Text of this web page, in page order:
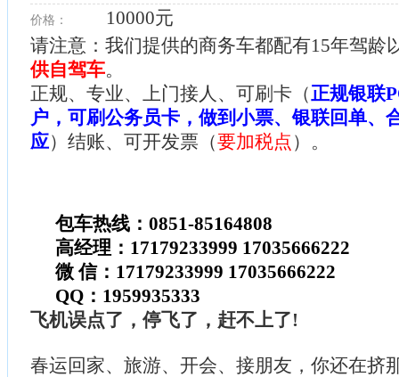
价格：
10000元
请注意：我们提供的商务车都配有15年驾龄
供自驾车。
正规、专业、上门接人、可刷卡（正规银联
户，可刷公务员卡，做到小票、银联回单、
应）结账、可开发票（要加税点 ）。
包车热线：0851-85164808
高经理：17179233999 17035666222
微 信：17179233999 17035666222
QQ：1959935333
飞机误点了，停飞了，赶不上了!
春运回家、旅游、开会、接朋友，你还在挤